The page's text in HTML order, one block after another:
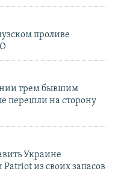
проливе
трем бывшим
перешли на сторону
Украине
из своих запасов